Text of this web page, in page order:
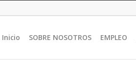
Inicio SOBRE NOSOTROS EMPLEO